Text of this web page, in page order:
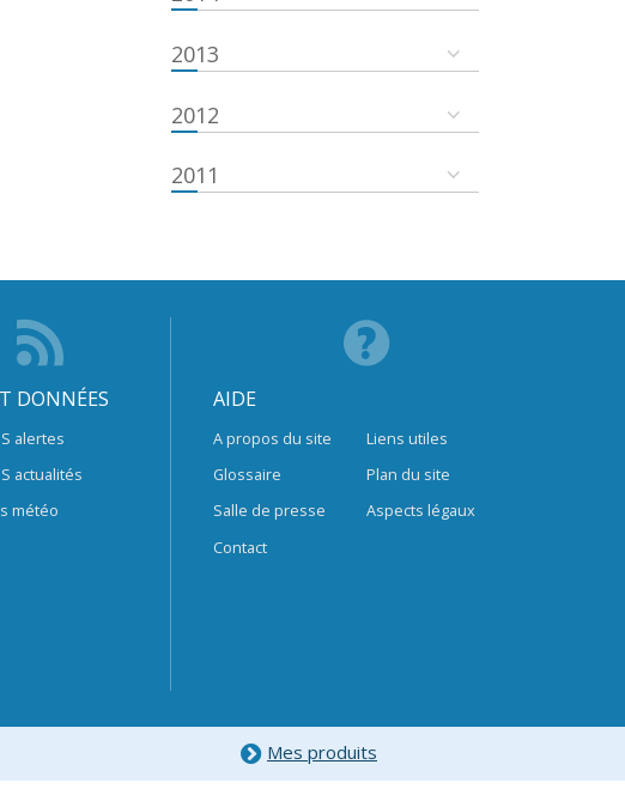
2013
2012
2011
DONNÉES
alertes
actualités
météo
AIDE
A propos du site
Glossaire
Salle de presse
Contact
Liens utiles
Plan du site
Aspects légaux
Mes produits